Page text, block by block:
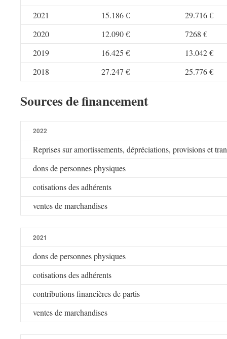
2021
15.186 €
29.716 €
2020
12.090 €
7268 €
2019
16.425 €
13.042 €
2018
27.247 € 25.776 €
Sources de financement
2022
Reprises sur amortissements, dépréciations, provisions et
dons de personnes physiques
cotisations des adhérents
ventes de marchandises
2021
dons de personnes physiques
cotisations des adhérents
contributions financières de partis
ventes de marchandises